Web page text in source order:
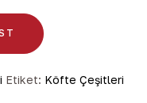
Etiket: Köfte Çeşitleri